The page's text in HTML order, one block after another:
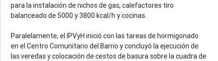
para la instalación de nichos de gas, calefactores tiro
balanceado de 5000 y 3800 kcal/h y cocinas.
Paralelamente, el IPVyH inició con las tareas de hormigonado
en el Centro Comunitario del Barrio y concluyó la ejecución de
las veredas y colocación de cestos de basura sobre la cuadra de